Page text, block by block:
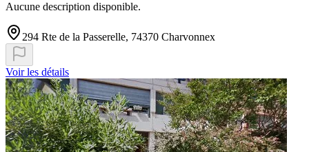
Aucune description disponible.
294 Rte de la Passerelle, 74370 Charvonnex
Voir les détails